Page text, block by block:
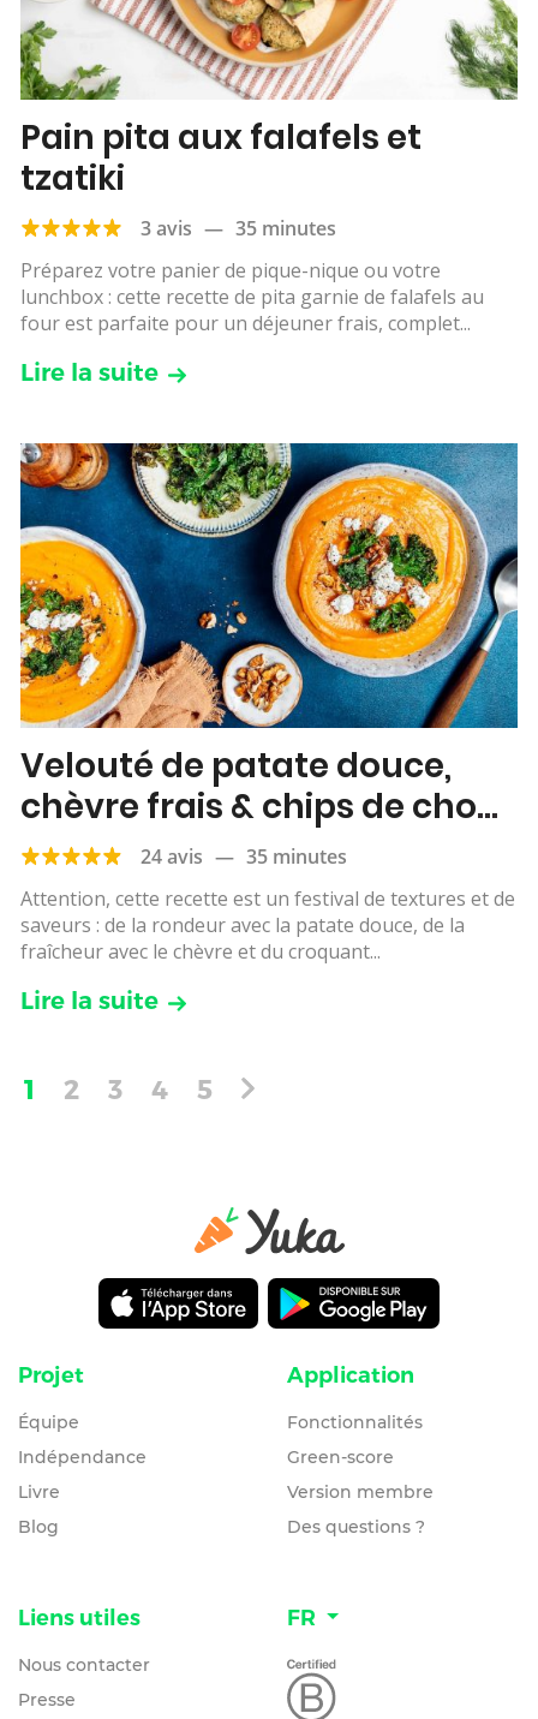
Pain pita aux falafels et
tzatiki
3 avis — 35 minutes
Préparez votre panier de pique-nique ou votre
lunchbox : cette recette de pita garnie de falafels au
four est parfaite pour un déjeuner frais, complet...
Lire la suite
Velouté de patate douce,
chèvre frais & chips de chou
kale
24 avis — 35 minutes
Attention, cette recette est un festival de textures et de
saveurs : de la rondeur avec la patate douce, de la
fraîcheur avec le chèvre et du croquant...
Lire la suite
1 2 3 4 5
Projet
Équipe
Indépendance
Livre
Blog
Application
Fonctionnalités
Green-score
Version membre
Des questions ?
Liens utiles
Nous contacter
Presse
FR